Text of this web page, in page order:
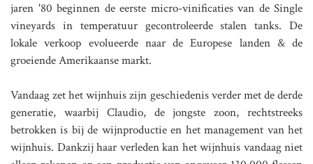
jaren '80 beginnen de eerste micro-vinificaties van de Single
vineyards in temperatuur gecontroleerde stalen tanks. De
lokale verkoop evolueerde naar de Europese landen & de
groeiende Amerikaanse markt.
Vandaag zet het wijnhuis zijn geschiedenis verder met de derde
generatie, waarbij Claudio, de jongste zoon, rechtstreeks
betrokken is bij de wijnproductie en het management van het
wijnhuis. Dankzij haar verleden kan het wijnhuis vandaag niet